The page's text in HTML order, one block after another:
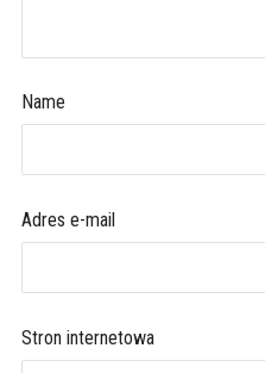
Name
Adres e-mail
Stron internetowa